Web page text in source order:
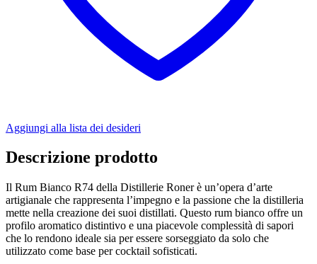
Aggiungi alla lista dei desideri
Descrizione prodotto
Il Rum Bianco R74 della Distillerie Roner è un’opera d’arte
artigianale che rappresenta l’impegno e la passione che la distilleria
mette nella creazione dei suoi distillati. Questo rum bianco offre un
profilo aromatico distintivo e una piacevole complessità di sapori
che lo rendono ideale sia per essere sorseggiato da solo che
utilizzato come base per cocktail sofisticati.